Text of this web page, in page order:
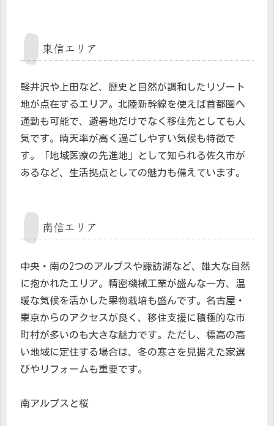
東信エリア
軽井沢や上田など、歴史と自然が調和したリゾート
地が点在するエリア。北陸新幹線を使えば首都圏へ
通勤も可能で、避暑地だけでなく移住先としても人
気です。晴天率が高く過ごしやすい気候も特徴で
す。「地域医療の先進地」として知られる佐久市が
あるなど、生活拠点としての魅力も備えています。
南信エリア
中央・南の2つのアルプスや諏訪湖など、雄大な自然
に抱かれたエリア。精密機械工業が盛んな一方、温
暖な気候を活かした果物栽培も盛んです。名古屋・
東京からのアクセスが良く、移住支援に積極的な市
町村が多いのも大きな魅力です。ただし、標高の高
い地域に定住する場合は、冬の寒さを見据えた家選
びやリフォームも重要です。
南アルプスと桜